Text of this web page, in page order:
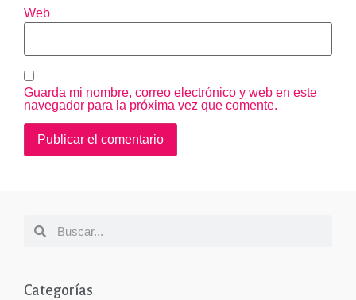
Web
Guarda mi nombre, correo electrónico y web en este
navegador para la próxima vez que comente.
Categorías